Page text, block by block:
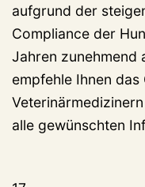
aufgrund der
Compliance der
Jahren zunehmend
empfehle Ihnen
alle gewünschten